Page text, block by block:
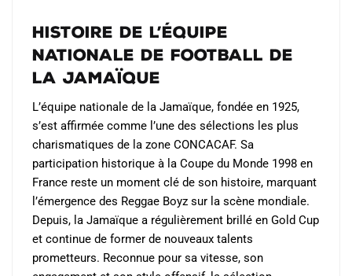
Histoire de l’Équipe
Nationale de Football de
la Jamaïque
L’équipe nationale de la Jamaïque, fondée en 1925,
s’est affirmée comme l’une des sélections les plus
charismatiques de la zone CONCACAF. Sa
participation historique à la Coupe du Monde 1998 en
France reste un moment clé de son histoire, marquant
l’émergence des Reggae Boyz sur la scène mondiale.
Depuis, la Jamaïque a régulièrement brillé en Gold Cup
et continue de former de nouveaux talents
prometteurs. Reconnue pour sa vitesse, son